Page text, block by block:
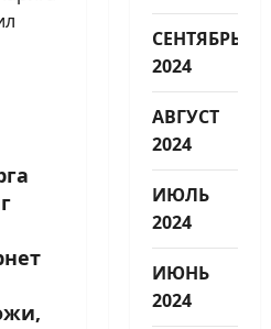
СЕНТЯБРЬ
2024
АВГУСТ
2024
ИЮЛЬ
2024
ИЮНЬ
2024